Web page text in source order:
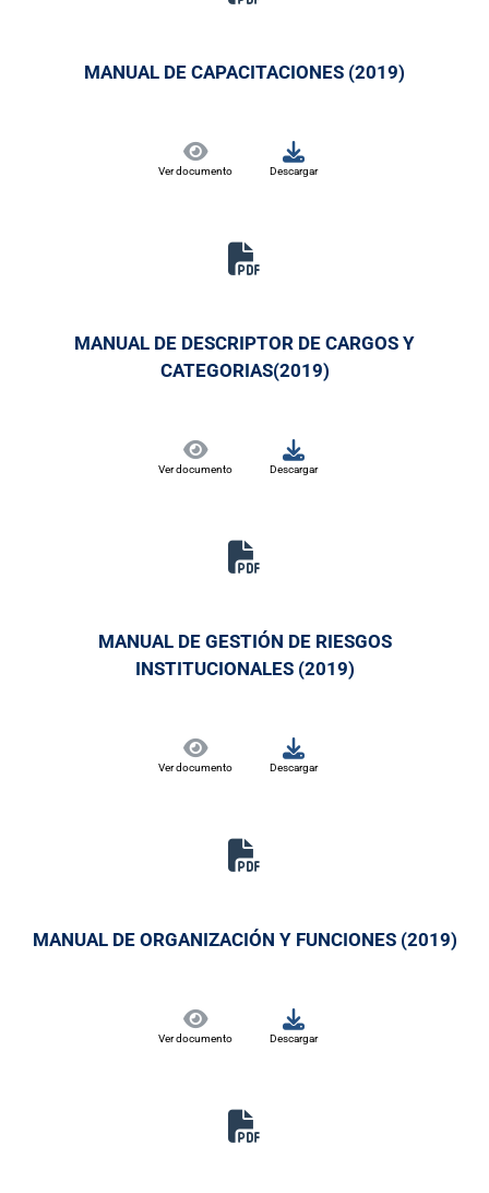
MANUAL DE CAPACITACIONES (2019)
Ver documento Descargar
MANUAL DE DESCRIPTOR DE CARGOS Y
CATEGORIAS(2019)
Ver documento Descargar
MANUAL DE GESTIÓN DE RIESGOS
INSTITUCIONALES (2019)
Ver documento Descargar
MANUAL DE ORGANIZACIÓN Y FUNCIONES (2019)
Ver documento Descargar